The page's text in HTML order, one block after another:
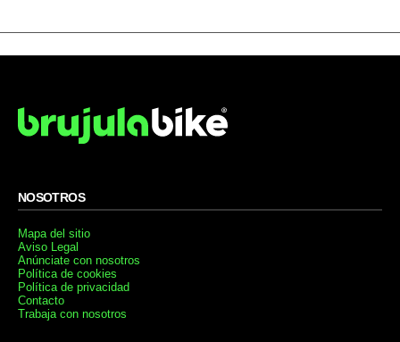
NOSOTROS
Mapa del sitio
Aviso Legal
Anúnciate con nosotros
Política de cookies
Política de privacidad
Contacto
Trabaja con nosotros